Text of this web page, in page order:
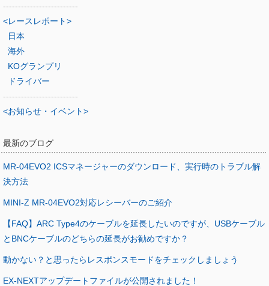
-------------------------
<レースレポート>
日本
海外
KOグランプリ
ドライバー
-------------------------
<お知らせ・イベント>
最新のブログ
MR-04EVO2 ICSマネージャーのダウンロード、実行時のトラブル解
決方法
MINI-Z MR-04EVO2対応レシーバーのご紹介
【FAQ】ARC Type4のケーブルを延長したいのですが、USBケーブル
とBNCケーブルのどちらの延長がお勧めですか？
動かない？と思ったらレスポンスモードをチェックしましょう
EX-NEXTアップデートファイルが公開されました！